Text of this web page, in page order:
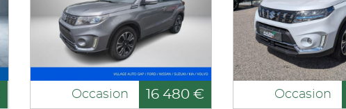
Occasion 16 480 € Occasion